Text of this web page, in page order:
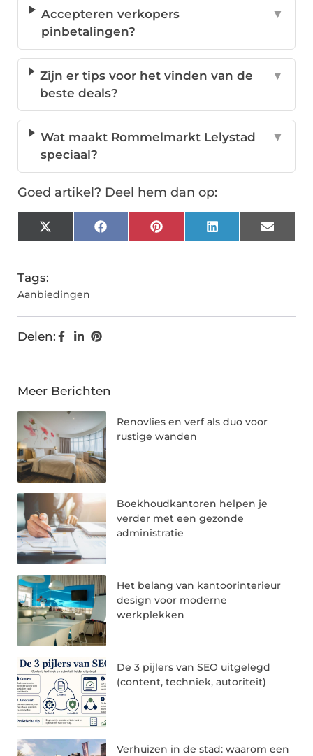
Accepteren verkopers
pinbetalingen?
▼
Zijn er tips voor het vinden van de
beste deals?
▼
Wat maakt Rommelmarkt Lelystad
speciaal?
▼
Goed artikel? Deel hem dan op:
X
(Twitter)
FacebookPinterestLinkedInEmail
Tags:
Aanbiedingen
Delen:
Meer Berichten
Renovlies en verf als duo voor
rustige wanden
Boekhoudkantoren helpen je
verder met een gezonde
administratie
Het belang van kantoorinterieur
design voor moderne
werkplekken
De 3 pijlers van SEO uitgelegd
(content, techniek, autoriteit)
Verhuizen in de stad: waarom een